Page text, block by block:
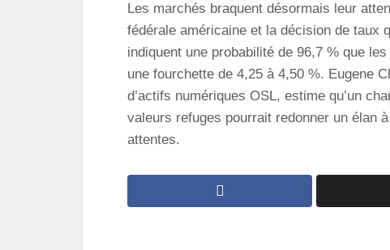
Les marchés braquent désormais leur
fédérale américaine et la décision de taux
indiquent une probabilité de 96,7 % que
une fourchette de 4,25 à 4,50 %. Eugene
d’actifs numériques OSL, estime qu’un
valeurs refuges pourrait redonner un élan
attentes.